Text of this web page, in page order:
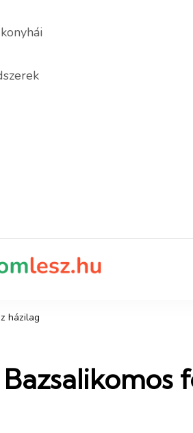
házilag